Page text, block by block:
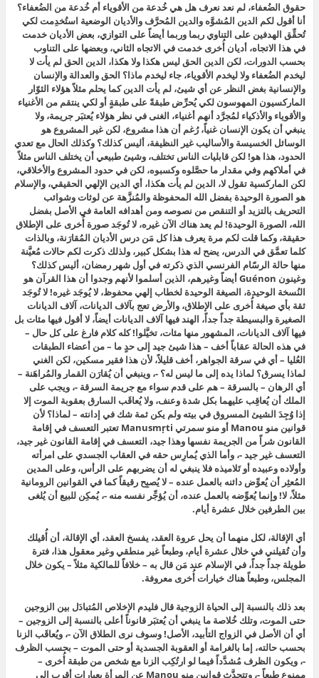
حقوق الضُعفاء، لم نعد نعرف هل هي خُدعة من الأقوياء أم خُدعة من الضُعفاء؟
أنا أقول لكم الدين المُشوَّه والدين المُحرَّف والأديان الوضعية استُخدِمت لكي
تُحقِّق الهدفين على التناوي ربما وربما أيضاً على التوازي، بعض الأديان خدمت
في هذا الاتجاه، أديان أُخرى خدمت في الاتجاه الثاني، وبعضها على التناوب
بحسب الدورات، لكن الدين الحق ليس هكذا ولا هكذا، الدين الحق لم يأت لا
ليخدم الضُعفاء ولا ليخدم الأقوياء، جاء ليخدم ماذا؟ الحق والعدالة والإنسان
والإنسانية بغض النظر عن أي شيئ، لم يأت الدين كما يحلم مثلاً هؤلاء الثوّار
الماركسيون المهوسون لكي يُحرِّض طبقةً على طبقةٍ أو لكي ينتقم من الأغنياء
والأقوياء والأذكياء لمُجرَّد أنهم أغنياء، الغنى في نظر هؤلاء يُعتبَر جريمة، ولا
ينبغي أن يكون الإنسان غنياً، رُغم أن هذا مشروع، لكن غير المشروع هو
الوسائل الخسيسة والأساليب غير النظيفة، أليس كذلك؟ وكذلك الحال مع تعدي
الحدود، هذا هو! لكن قابليات الناس تختلف، وشيئ طبيعي أن يختلف الناس مثلاً
في أملاكهم وفي مقدار ما حصَّلوه وكسبوه، لكن في حدود المشروع والأخلاقي،
لكن الماركسية تقول لا، الدين لم يأت هكذا، أي الدين الإلهي الحقيقي، والإسلام
هو الصورة الوحيدة بفضل الله المحفوظة والمُنزَّهة عن لوثات وشوائب
التحريف بالتزيد أو التنقص من نصوصه ومن أهدافه العامة في الأصل بفضل
الله، الصورة الوحيدة! لم يعد هناك الآن غيره، لا تُوجَد صورة أُخرى على الإطلاق
حقيقة، وكما قلت لكم مرة يعرف هذا كل مَن درس الأديان المُقارَنة، وبالذات
كلما تعمَّق في الدرس، يضح له هذا بشكل كبير، ولذلك ذكرت لكم حالات مُعيَّنة
منها حالة الرسّام الفرنسي الذي ذكرته في أول شهر رمضان، أليس كذلك؟
وغينون Guénon أيضاً وغيرهم، الذين أسلموا لأنهم وجدوا أن هذا القرآن هو
النُسخة الوحيدة، الصيغة الوحيدة لخطاب إلهي محفوظ، لا يُوجَد غيره! لا تُوجَد
ثقة بأي صيغة أُخرى على الإطلاق، والأرض تعج بآلاف الديانات، آلاف الديانات
الصغيرة والبسيطة جداً جداً، الهند فيها آلاف الديانات أيضاً، لا أقول فيها مئات بل
فيها آلاف الديانات، المشهور منها مئات، تخيَّلوا! كله كلام فارغ على كل حال –
في هذه الحالة عقاباً أخف – هذا شيئ جيد إلى حدٍ ما – من أعضاء الطبقات
العُليا – أي في سرقة الجواهر، أخف قليلاً، لأن هذا فقير مسكين، لكن الغني
لماذا يسرق؟ لماذا يده إلى ما ليس له؟ -، وينبغي أن يُقارَن القمار والمُراهَنة –
أي الرهان – بالسرقة – هم على قدم سواء مع جريمة السرقة -، ويجب على
الملك أن يُعاقِب عليهما بكل شدة وعنف، ولا يُعاقَب السارق بعقوبة الموت إلا
إذا وُجِدَ الشيئ المسروق في بيته ولم يكن ثمة شك في إدانته – لماذا؟ لأن
قوانين منو Manou أو منو سمرتي Manusmṛti تعتبر التعسف في إقامة
القانون شراً من الجريمة نفسها وهذا جيد، التعسف في إقامة القانون غير جيد،
التعسف غير جيد -، وأما الذي يُمارِس حقه في العقاب الجسدي على امرأته
وأولاده وعبيده أو تَلاميذه فلا ينبغي له أن يضربهم على الرأس، وعلى المدين
المُعثِر أن يُعوِّض دائنه بالعمل عنده – لا يُصبِح رقيقاً كما في القوانين الرومانية
مثلاً، لا! وإنما يُعوِّضه بالعمل عنده، أن يُؤجِّر نفسه منه -، يُمكِن للبيع أن يُلغى
بين الطرفين خلال عشرة أيام.
أي الإقالة، لكل منهما أن يحل عروة العقد، يفسخ العقد، أي الإقالة، أن أُقيلك
وأن تُقيلني في خلال عشرة أيام، وطبعاً غير منطقي وغير معقول هذا، فترة
طويلة جداً جداً، في الإسلام عند مَن قال به – خلافاً للمالكية مثلاً – يكون خلال
المجلس، وطبعاً هناك خيارات أُخرى معروفة.
بعد ذلك بالنسبة إلى الحياة الزوجية قال فليدم الإخلاص المُتبادَل بين الزوجين
حتى الموت، وتلك خُلاصة ما ينبغي أن يُعتبَر قانوناً أعلى بالنسبة إلى الزوجين –
أي أن الأصل في الزواج التأبيد، الأصل! وسوف نرى الطلاق الآن -، ويُعاقَب الزنا
بحسب حالته، إما بالغرامة أو العقوبة الجسدية أو حتى الموت – بحسب الظرف
-، ويكون الظرف مُشدَّداً فيما لو ارتُكِب الزنا مع شخص من طبقة أُخرى –
ممنوع طبعاً -، وتتحدَّث قوانين منو Manou عن المرأة بعبارات أقرب إلى